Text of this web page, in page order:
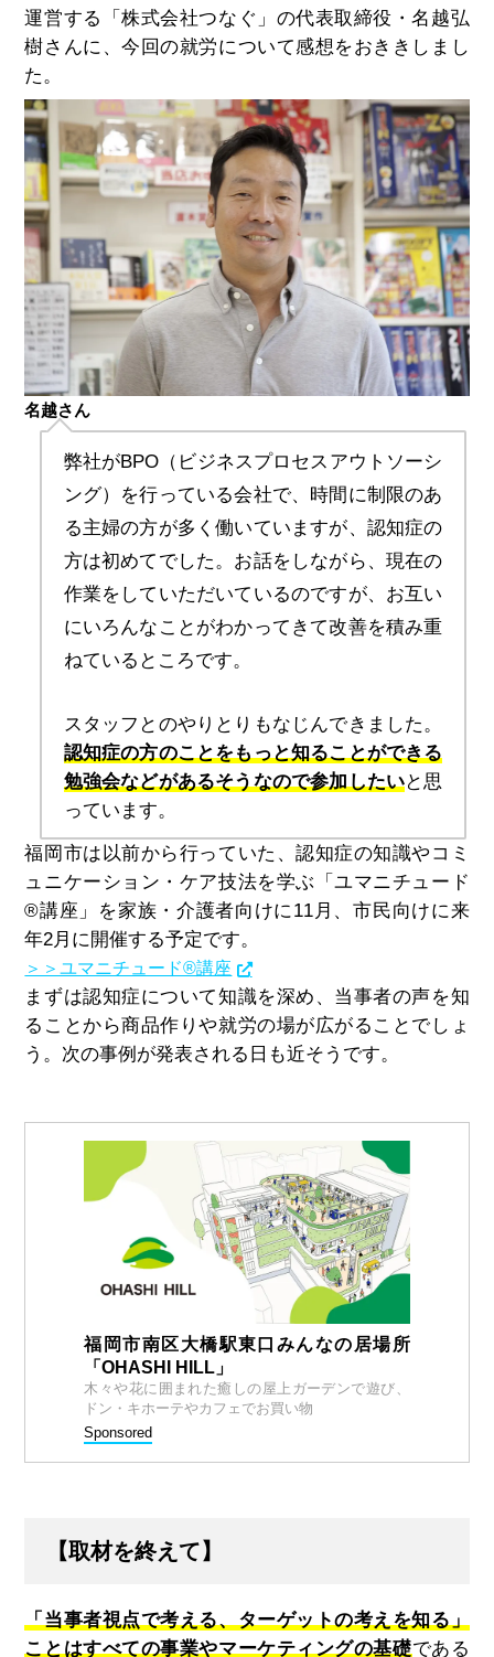
運営する「株式会社つなぐ」の代表取締役・名越弘
樹さんに、今回の就労について感想をおききしまし
た。
名越さん
弊社がBPO（ビジネスプロセスアウトソーシ
ング）を行っている会社で、時間に制限のあ
る主婦の方が多く働いていますが、認知症の
方は初めてでした。お話をしながら、現在の
作業をしていただいているのですが、お互い
にいろんなことがわかってきて改善を積み重
ねているところです。
スタッフとのやりとりもなじんできました。
認知症の方のことをもっと知ることができる
勉強会などがあるそうなので参加したいと思
っています。
福岡市は以前から行っていた、認知症の知識やコミ
ュニケーション・ケア技法を学ぶ「ユマニチュード
®講座」を家族・介護者向けに11月、市民向けに来
年2月に開催する予定です。
＞＞ユマニチュード®講座
まずは認知症について知識を深め、当事者の声を知
ることから商品作りや就労の場が広がることでしょ
う。次の事例が発表される日も近そうです。
福岡市南区大橋駅東口みんなの居場所
「OHASHI HILL」
木々や花に囲まれた癒しの屋上ガーデンで遊び、
ドン・キホーテやカフェでお買い物
Sponsored
【取材を終えて】
「当事者視点で考える、ターゲットの考えを知る」
ことはすべての事業やマーケティングの基礎である